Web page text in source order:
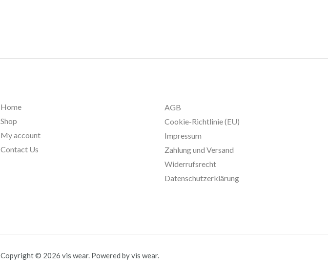
Home
Shop
My account
Contact Us
AGB
Cookie-Richtlinie (EU)
Impressum
Zahlung und Versand
Widerrufsrecht
Datenschutzerklärung
Copyright © 2026 vis wear. Powered by vis wear.